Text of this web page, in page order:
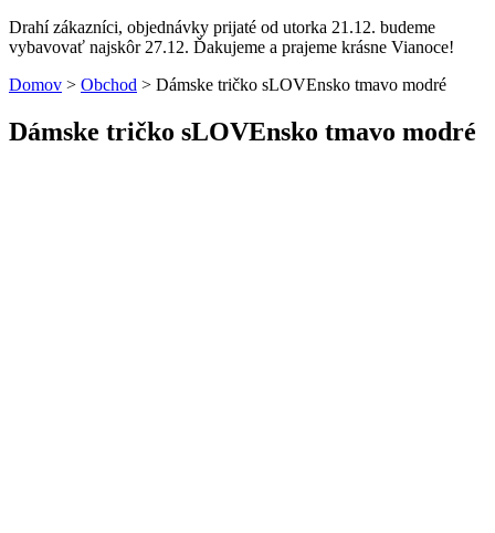
Drahí zákazníci, objednávky prijaté od utorka 21.12. budeme
vybavovať najskôr 27.12. Ďakujeme a prajeme krásne Vianoce!
Domov > Obchod > Dámske tričko sLOVEnsko tmavo modré
Dámske tričko sLOVEnsko tmavo modré